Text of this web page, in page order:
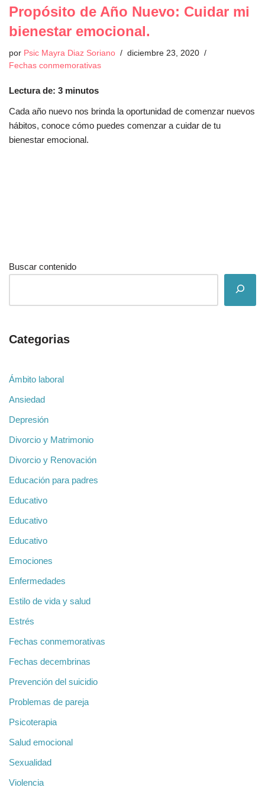
Propósito de Año Nuevo: Cuidar mi
bienestar emocional.
por Psic Mayra Diaz Soriano
diciembre 23, 2020
Fechas conmemorativas
Lectura de: 3 minutos
Cada año nuevo nos brinda la oportunidad de comenzar nuevos
hábitos, conoce cómo puedes comenzar a cuidar de tu
bienestar emocional.
Buscar contenido
Categorias
Ámbito laboral
Ansiedad
Depresión
Divorcio y Matrimonio
Divorcio y Renovación
Educación para padres
Educativo
Educativo
Educativo
Emociones
Enfermedades
Estilo de vida y salud
Estrés
Fechas conmemorativas
Fechas decembrinas
Prevención del suicidio
Problemas de pareja
Psicoterapia
Salud emocional
Sexualidad
Violencia